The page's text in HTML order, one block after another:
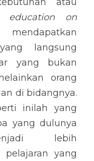
education on
langsung
yang bukan
orang
di bidangnya.
inilah yang
yang dulunya
lebih
pelajaran yang